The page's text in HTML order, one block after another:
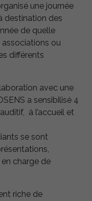
une journée
destination des
de quelle
associations ou
différents
avec une
a sensibilisé 4
à l’accueil et
se sont
charge de
riche de